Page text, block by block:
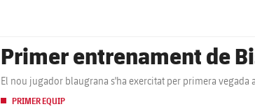
Primer entrenament de
El nou jugador blaugrana s'ha exercitat per primera vegada
PRIMER EQUIP